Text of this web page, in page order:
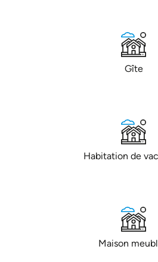
Gîte
Habitation de
Maison